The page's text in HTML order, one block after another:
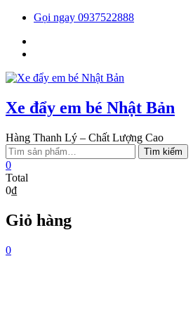
Skip
content
Gọi ngay 0937522888
Xe đẩy em bé Nhật Bản
Hàng Thanh Lý – Chất Lượng Cao
Tìm
kiếm:
Tìm kiếm
0
Total
0₫
Giỏ hàng
0